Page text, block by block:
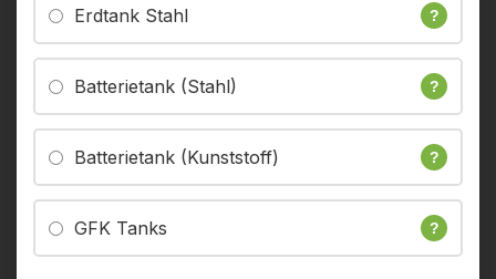
Erdtank Stahl ?
Batterietank (Stahl) ?
Batterietank (Kunststoff) ?
GFK Tanks ?